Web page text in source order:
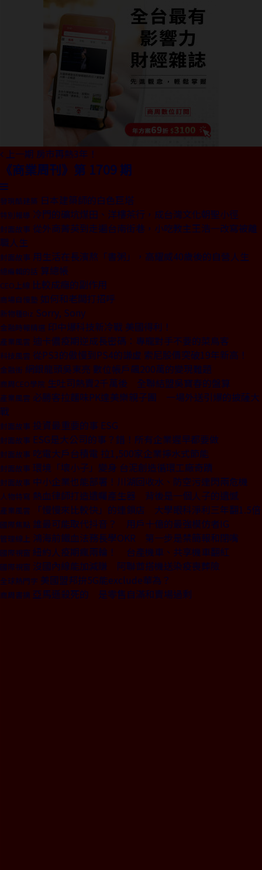
上一期 房市再熱3年！
《商業周刊》第 1709 期
發現酷建築 日本建築師的白色巨塔
特別報導 冷門的礦坑煤田、洋樓茶行，成台灣文化朝聖小徑
封面故事 從外商菁英到走遍台南街巷，小吃教主王浩一改寫被離
職人生
封面故事 用生活在長濱熬「書粥」，高耀威40歲後的自營人生
總編輯的話 算總帳
CEO上線 比較成癮的副作用
商場自慢塾 如何和老闆打招呼
新物種Biz Sorry, Sony
金融時報精選 印中爆科技新冷戰 美國得利！
產業風雲 迪卡儂疫期逆成長密碼：專寵對手不要的菜鳥客
科技風雲 從PS3的傲慢到PS4的謙虛 索尼股價突破19年新高！
金融街 網銀龍頭吳東亮 數位帳戶飆200萬的變現難題
商周CEO學院 生吐司熱賣2千萬後 全聯結盟吳寶春的盤算
產業風雲 必勝客拉麵味PK達美樂親子團 一場外送引爆的披薩大
戰
封面故事 投資最重要的事 ESG
封面故事 ESG是大公司的事？錯！所有企業遲早都要做
封面故事 吃電大戶台積電 拉1,500家企業擰水式節能
封面故事 環境「壞小子」變身 台泥創造循環工廠奇蹟
封面故事 中小企業也能部署！川湖回收水、防空污連閃兩危機
人物特寫 熱血律師打造遺囑產生器 背後是一個人子的遺憾
產業風雲 「慢慢來比較快」的連鎖店 大學眼科淨利三年翻1.5倍
國際焦點 誰最可能取代抖音？ 用戶十億的最強模仿者IG
管理線上 鴻海前鐵血法務長學OKR 第一步是禁簡報和閉嘴
國際視窗 紐約人疫期瘋兩輪！ 台產機車、共享機車翻紅
國際視窗 沒國內線能加減賺 阿聯酋搭機送染疫喪葬險
全球熱門字 美國盟邦拚5G能exclude華為？
商周書摘 亞馬遜殺死的 是零售自滿和賣場過剩